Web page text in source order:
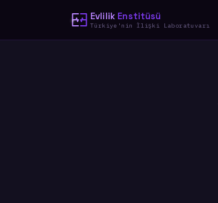
Evlilik Enstitüsü
Türkiye'nin İlişki Laboratuvarı